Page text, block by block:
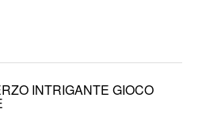
INTRIGANTE GIOCO